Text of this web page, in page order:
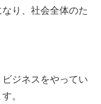
り、社会全体のた
ジネスをやってい
。